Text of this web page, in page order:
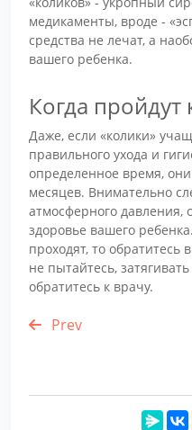
медикаменты, вроде -
средства не лечат, а
вашего ребенка.
Когда пройдут
Даже, если «колики»
правильного ухода и
определенное время,
месяцев. Внимательно
атмосферного давления,
здоровье вашего
проходят, то обратитесь
не пытайтесь,
обратитесь к врачу.
Prev